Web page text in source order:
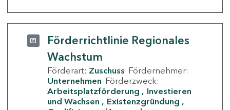
Förderrichtlinie Regionales
Wachstum
Förderart: Zuschuss Fördernehmer:
Unternehmen Förderzweck:
Arbeitsplatzförderung
Investieren
und Wachsen
Existenzgründung